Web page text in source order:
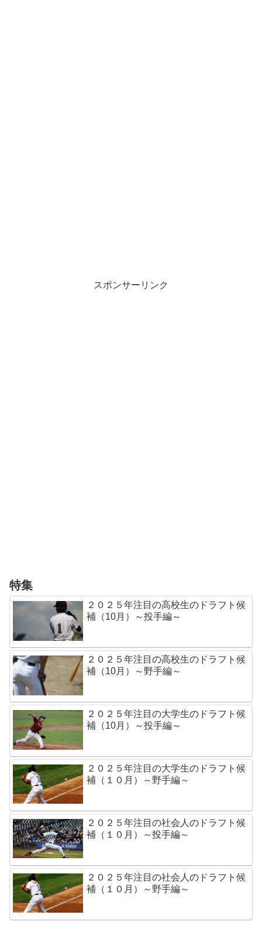
スポンサーリンク
特集
２０２５年注目の高校生のドラフト候
補（10月）～投手編～
２０２５年注目の高校生のドラフト候
補（10月）～野手編～
２０２５年注目の大学生のドラフト候
補（10月）～投手編～
２０２５年注目の大学生のドラフト候
補（１０月）～野手編～
２０２５年注目の社会人のドラフト候
補（１０月）～投手編～
２０２５年注目の社会人のドラフト候
補（１０月）～野手編～